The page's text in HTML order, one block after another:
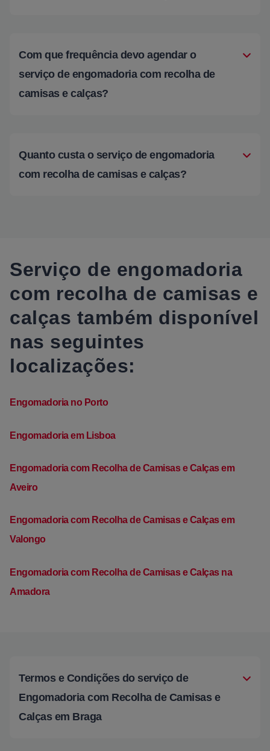
Com que frequência devo agendar o
serviço de engomadoria com recolha de
camisas e calças?
Quanto custa o serviço de engomadoria
com recolha de camisas e calças?
Serviço de engomadoria
com recolha de camisas e
calças também disponível
nas seguintes
localizações:
Engomadoria no Porto
Engomadoria em Lisboa
Engomadoria com Recolha de Camisas e Calças em
Aveiro
Engomadoria com Recolha de Camisas e Calças em
Valongo
Engomadoria com Recolha de Camisas e Calças na
Amadora
Termos e Condições do serviço de
Engomadoria com Recolha de Camisas e
Calças em Braga